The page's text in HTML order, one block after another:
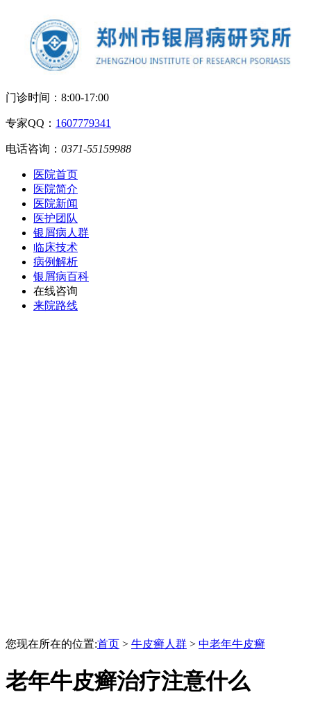
门诊时间： 8:00-17:00
专家QQ： 1607779341
电话咨询： 0371-55159988
医院首页
医院简介
医院新闻
医护团队
银屑病人群
临床技术
病例解析
银屑病百科
在线咨询
来院路线
您现在所在的位置:首页 > 牛皮癣人群 > 中老年牛皮癣
老年牛皮癣治疗注意什么